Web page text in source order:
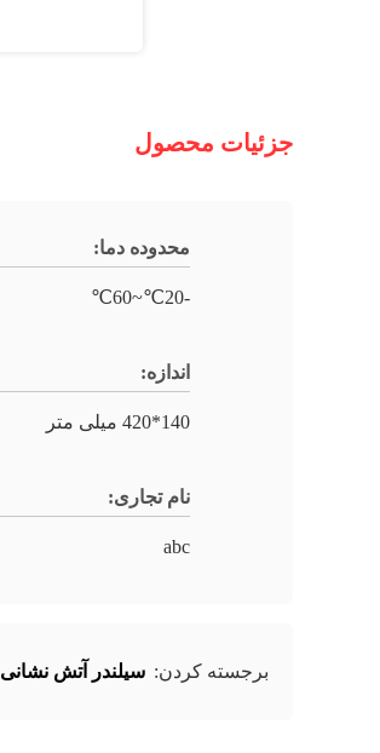
جزئیات محصول
محدوده دما:
-20℃~60℃
اندازه:
140*420 میلی متر
نام تجاری:
abc
برجسته کردن: سیلندر آتش نشانی ABC